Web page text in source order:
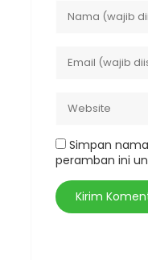
Simpan
peramban ini